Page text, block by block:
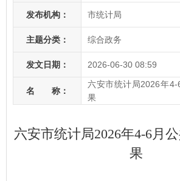
发布机构： 市统计局
主题分类： 综合政务
发文日期： 2026-06-30 08:59
名 称：
六安市统计局2026年
果
六安市统计局2026年4-6月
果